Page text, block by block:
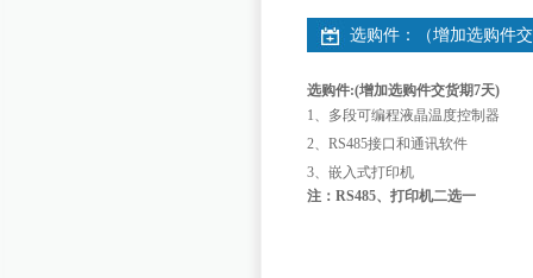
选购件：（增加选购件
选购件:(增加选购件交货期7天)
1、多段可编程液晶温度控制器
2、 RS485接口和通讯软件
3、嵌入式打印机
注： RS485、打印机二选一